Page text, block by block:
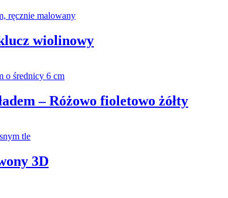
wiolinowy
– Różowo fioletowo żółty
3D